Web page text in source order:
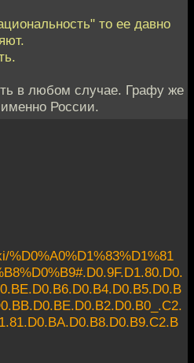
то ее давно
в любом случае. Графу же
России.
%D0%A0%D1%83%D1%81